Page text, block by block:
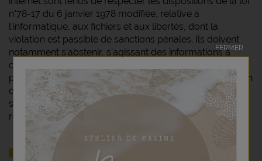
FERMER
n°78-17 du 6 janvier 1978 modifiée, relative à
l'informatique, aux fichiers et aux libertés, dont la
violation est passible de sanctions pénales. Ils doivent
notamment s'abstenir, s'agissant des informations à
caractère personnel auxquelles ils accèdent ou
pourraient accéder, de toute collecte, de toute utilisation
détournée d'une manière générale, de tout acte
susceptible de porter atteinte à la vie privée ou à la
réputation des personnes.
3. PROPRIÉTÉ INTELLECTUELLE